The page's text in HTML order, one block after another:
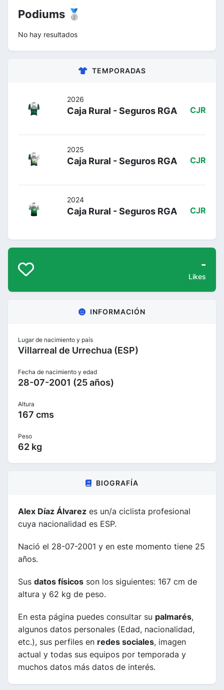
Podiums 🥈
No hay resultados
TEMPORADAS
2026
Caja Rural - Seguros RGA CJR
2025
Caja Rural - Seguros RGA CJR
2024
Caja Rural - Seguros RGA CJR
-
Likes
INFORMACIÓN
Lugar de nacimiento y país
Villarreal de Urrechua (ESP)
Fecha de nacimiento y edad
28-07-2001 (25 años)
Altura
167 cms
Peso
62 kg
BIOGRAFÍA
Alex Díaz Álvarez es un/a ciclista profesional
cuya nacionalidad es ESP.
Nació el 28-07-2001 y en este momento tiene 25
años.
Sus datos físicos son los siguientes: 167 cm de
altura y 62 kg de peso.
En esta página puedes consultar su palmarés,
algunos datos personales (Edad, nacionalidad,
etc.), sus perfiles en redes sociales, imagen
actual y todas sus equipos por temporada y
muchos datos más datos de interés.